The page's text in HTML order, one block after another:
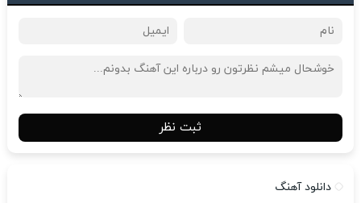
ثبت نظر
دانلود آهنگ